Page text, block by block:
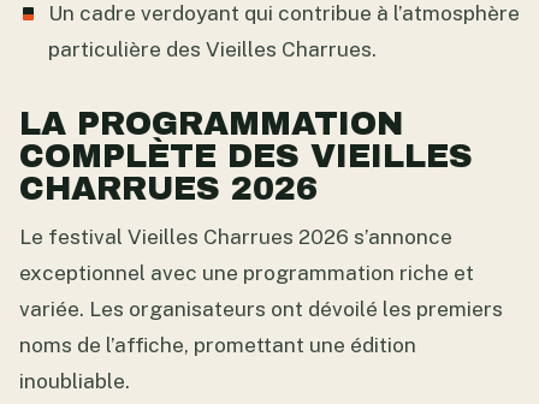
Un cadre verdoyant qui contribue à l’atmosphère
particulière des Vieilles Charrues.
LA PROGRAMMATION
COMPLÈTE DES VIEILLES
CHARRUES 2026
Le festival Vieilles Charrues 2026 s’annonce
exceptionnel avec une programmation riche et
variée. Les organisateurs ont dévoilé les premiers
noms de l’affiche, promettant une édition
inoubliable.